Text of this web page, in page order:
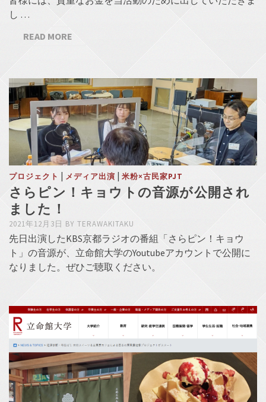
し …
READ MORE
プロジェクト | メディア出演 | 米粉×古民家PJT
さらピン！キョウトの音源が公開され
ました！
2021年12月3日 BY TERAWAKITAKU
先日出演したKBS京都ラジオの番組「さらピン！キョウ
ト」の音源が、立命館大学のYoutubeアカウントで公開に
なりました。ぜひご聴取ください。